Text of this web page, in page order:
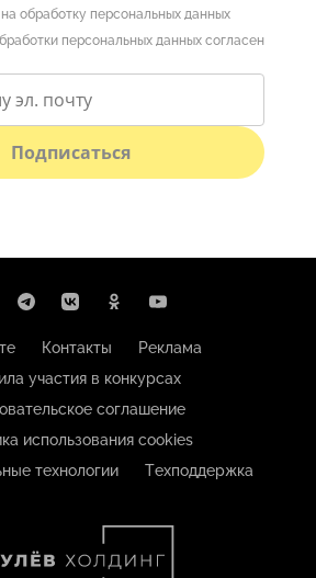
на обработку персональных данных
персональных данных согласен
Подписаться
Контакты
Реклама
участия в конкурсах
соглашение
использования cookies
технологии
Техподдержка